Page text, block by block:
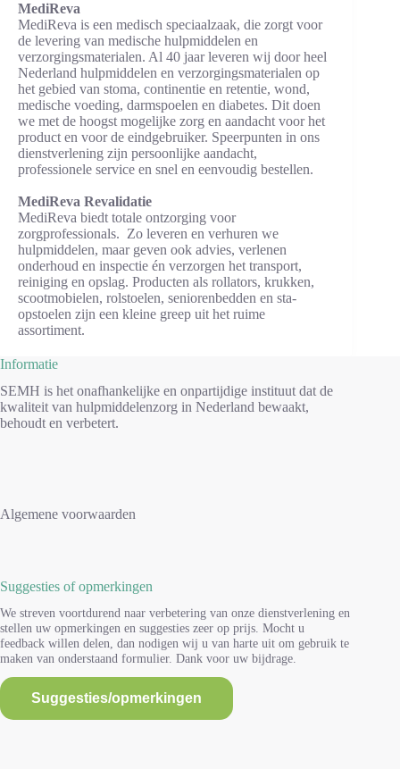
MediReva
MediReva is een medisch speciaalzaak, die zorgt voor
de levering van medische hulpmiddelen en
verzorgingsmaterialen. Al 40 jaar leveren wij door heel
Nederland hulpmiddelen en verzorgingsmaterialen op
het gebied van stoma, continentie en retentie, wond,
medische voeding, darmspoelen en diabetes. Dit doen
we met de hoogst mogelijke zorg en aandacht voor het
product en voor de eindgebruiker. Speerpunten in ons
dienstverlening zijn persoonlijke aandacht,
professionele service en snel en eenvoudig bestellen.
MediReva Revalidatie
MediReva biedt totale ontzorging voor
zorgprofessionals. Zo leveren en verhuren we
hulpmiddelen, maar geven ook advies, verlenen
onderhoud en inspectie én verzorgen het transport,
reiniging en opslag. Producten als rollators, krukken,
scootmobielen, rolstoelen, seniorenbedden en sta-
opstoelen zijn een kleine greep uit het ruime
assortiment.
Informatie
SEMH is het onafhankelijke en onpartijdige instituut dat de
kwaliteit van hulpmiddelenzorg in Nederland bewaakt,
behoudt en verbetert.
Algemene voorwaarden
Suggesties of opmerkingen
We streven voortdurend naar verbetering van onze dienstverlening en
stellen uw opmerkingen en suggesties zeer op prijs. Mocht u
feedback willen delen, dan nodigen wij u van harte uit om gebruik te
maken van onderstaand formulier. Dank voor uw bijdrage.
Suggesties/opmerkingen